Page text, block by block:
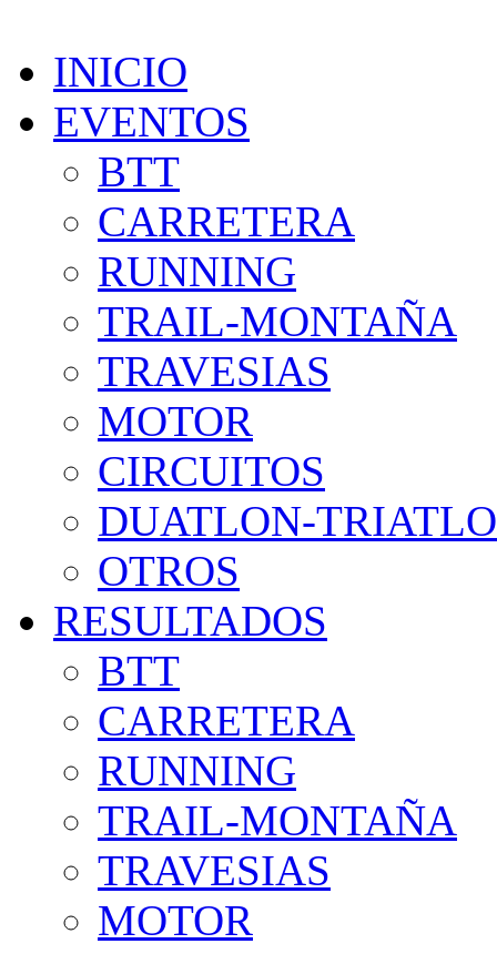
INICIO
EVENTOS
BTT
CARRETERA
RUNNING
TRAIL-MONTAÑA
TRAVESIAS
MOTOR
CIRCUITOS
DUATLON-
OTROS
RESULTADOS
BTT
CARRETERA
RUNNING
TRAIL-MONTAÑA
TRAVESIAS
MOTOR